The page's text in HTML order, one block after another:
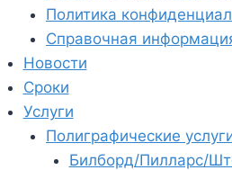
Политика
Справочная
Новости
Сроки
Услуги
Полиграфические
Билборд/Пилларс/